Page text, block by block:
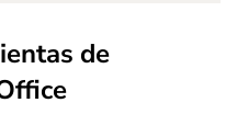
de